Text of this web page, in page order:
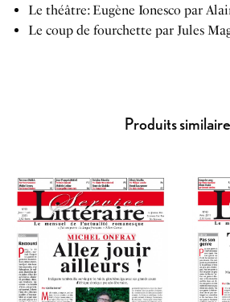
Le théâtre: Eugène Ionesco par
Le coup de fourchette par Jules
Produits